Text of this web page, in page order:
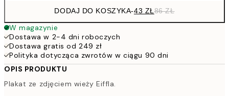
DODAJ DO KOSZYKA-43 ZŁ 86 ZŁ
W magazynie
Dostawa w 2-4 dni roboczych
Dostawa gratis od 249 zł
Polityka dotycząca zwrotów w ciągu 90 dni
OPIS PRODUKTU
Plakat ze zdjęciem wieży Eiffla.